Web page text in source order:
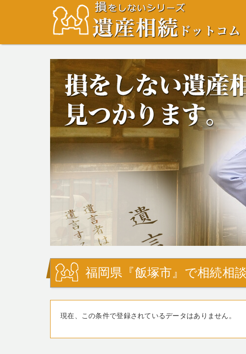
福岡県『飯塚市』で相続相
現在、この条件で登録されているデータはありません。